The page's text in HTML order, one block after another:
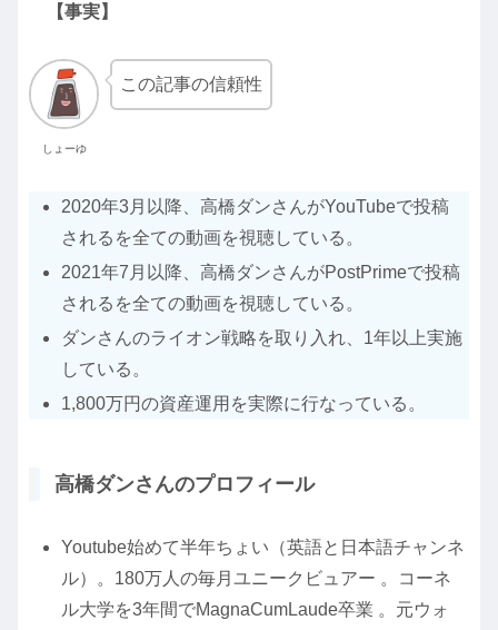
【事実】
しょーゆ
この記事の信頼性
2020年3月以降、高橋ダンさんがYouTubeで投稿
されるを全ての動画を視聴している。
2021年7月以降、高橋ダンさんがPostPrimeで投稿
されるを全ての動画を視聴している。
ダンさんのライオン戦略を取り入れ、1年以上実施
している。
1,800万円の資産運用を実際に行なっている。
高橋ダンさんのプロフィール
Youtube始めて半年ちょい（英語と日本語チャンネ
ル）。180万人の毎月ユニークビュアー 。コーネ
ル大学を3年間でMagnaCumLaude卒業 。元ウォ